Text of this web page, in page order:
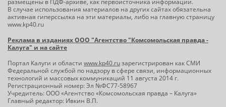
размещены в ПДФ-архиве, как первоисточника информации.
В случае использования материалов на других сайтах обязательна
активная гиперссылка на эти материалы, либо на главную страницу
www.kp40.ru
Реклама в изданиях ООО "Агентство "Комсомольская правда -
Калуга" и на сайте
Портал Калуги и области www.kp40.ruзарегистрирован как СМИ
Федеральной службой по надзору в сфере связи, информационных
технологий и массовых коммуникаций 11 августа 2014 г.
Регистрационный номер: Эл №ФС77-58967
Учредитель: ООО «Агентство «Комсомольская правда – Калуга»
Главный редактор: Ивкин В.П.